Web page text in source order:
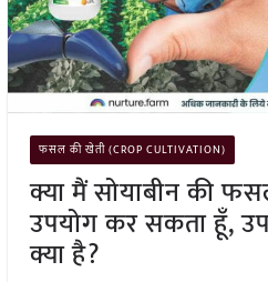
फसल की खेती (CROP CULTIVATION)
क्या मैं सोयाबीन की
उपयोग कर सकता हूँ,
क्या है?